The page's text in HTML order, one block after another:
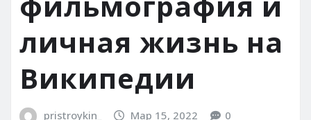
личная жизнь на
Википедии
pristroykin_ Мар 15, 2022 0